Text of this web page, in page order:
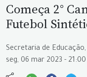
Começa 2°
Futebol
Secretaria de
seg, 06 mar 2023 - 21:00